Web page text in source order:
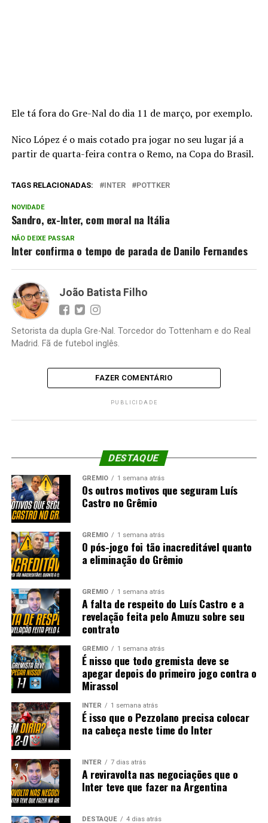
Ele tá fora do Gre-Nal do dia 11 de março, por exemplo.
Nico López é o mais cotado pra jogar no seu lugar já a
partir de quarta-feira contra o Remo, na Copa do Brasil.
TAGS RELACIONADAS: INTER POTTKER
NOVIDADE
Sandro, ex-Inter, com moral na Itália
NÃO DEIXE PASSAR
Inter confirma o tempo de parada de Danilo Fernandes
João Batista Filho
Setorista da dupla Gre-Nal. Torcedor do Tottenham e do Real
Madrid. Fã de futebol inglês.
FAZER COMENTÁRIO
PUBLICIDADE
DESTAQUE
GRÊMIO 1 semana atrás
Os outros motivos que seguram Luís
Castro no Grêmio
GRÊMIO 1 semana atrás
O pós-jogo foi tão inacreditável quanto
a eliminação do Grêmio
GRÊMIO 1 semana atrás
A falta de respeito do Luís Castro e a
revelação feita pelo Amuzu sobre seu
contrato
GRÊMIO 1 semana atrás
É nisso que todo gremista deve se
apegar depois do primeiro jogo contra o
Mirassol
INTER 1 semana atrás
É isso que o Pezzolano precisa colocar
na cabeça neste time do Inter
INTER 7 dias atrás
A reviravolta nas negociações que o
Inter teve que fazer na Argentina
DESTAQUE 4 dias atrás